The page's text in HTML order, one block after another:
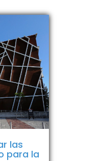
las
para la